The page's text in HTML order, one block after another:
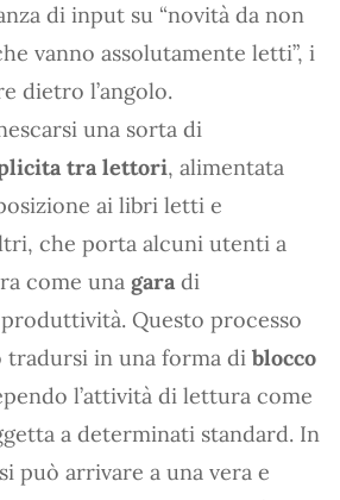
di input su “novità da non
vanno assolutamente letti”, i
dietro l’angolo.
una sorta di
tra lettori, alimentata
ai libri letti e
che porta alcuni utenti a
come una gara di
Questo processo
tradursi in una forma di blocco
l’attività di lettura come
a determinati standard. In
può arrivare a una vera e